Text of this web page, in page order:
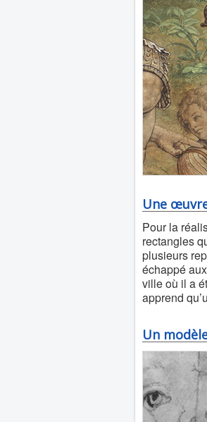
Une
Pour la
rectangles
plusieurs
échappé
ville où il a
apprend
Un